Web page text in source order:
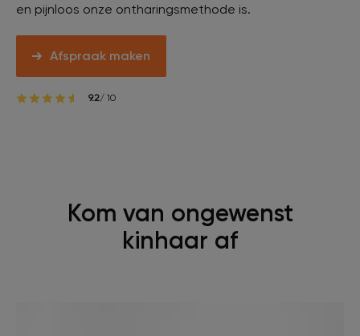
en pijnloos onze ontharingsmethode is.
Afspraak maken
9.2/ 10
Kom van ongewenst
kinhaar af
Ontstaansgeschiedenis